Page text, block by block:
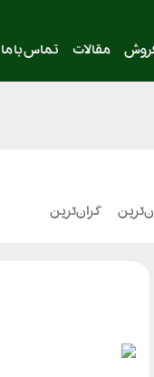
مقالات تماس با ما
گران‌ترین